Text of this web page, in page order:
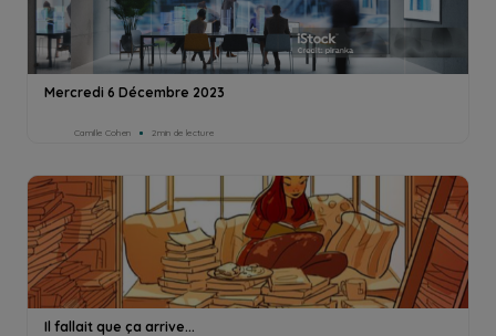
Mercredi 6 Décembre 2023
Camille Cohen 2min de lecture
Il fallait que ça arrive...